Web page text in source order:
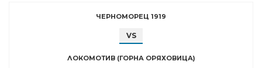
ЧЕРНОМОРЕЦ 1919
VS
ЛОКОМОТИВ (ГОРНА ОРЯХОВИЦА)